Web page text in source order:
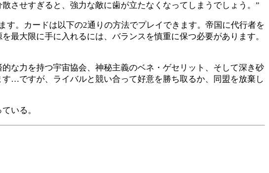
させすぎると、強力な敵に歯が立たなくなってしまうでしょう。”
。カードは以下の2通りの方法でプレイできます。帝国に代行者を
最大限に手に入れるには、バランスを慎重に保つ必要があります。
な力を持つ宇宙協会、神秘主義のベネ・ゲセリット、そして深き砂
…ですが、ライバルと競い合って好意を勝ち取るか、同盟を放棄し
いる。